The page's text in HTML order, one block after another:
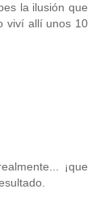
la ilusión que
viví allí unos 10
¡que